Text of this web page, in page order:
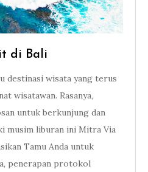
di Bali
destinasi wisata yang terus
wisatawan. Rasanya,
untuk berkunjung dan
musim liburan ini Mitra Via
Tamu Anda untuk
penerapan protokol